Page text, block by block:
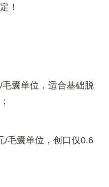
！
毛囊单位 ，适合基础脱
/毛囊单位 ，创口仅0.6